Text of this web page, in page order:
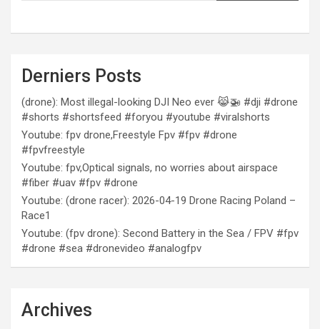
Derniers Posts
(drone): Most illegal-looking DJI Neo ever 😹🚁 #dji #drone
#shorts #shortsfeed #foryou #youtube #viralshorts
Youtube: fpv drone,Freestyle Fpv #fpv #drone
#fpvfreestyle
Youtube: fpv,Optical signals, no worries about airspace
#fiber #uav #fpv #drone
Youtube: (drone racer): 2026-04-19 Drone Racing Poland –
Race1
Youtube: (fpv drone): Second Battery in the Sea / FPV #fpv
#drone #sea #dronevideo #analogfpv
Archives